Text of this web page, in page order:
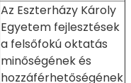
Az Eszterházy Károly
Egyetem fejlesztések
a felsőfokú oktatás
minőségének és
hozzáférhetőségének